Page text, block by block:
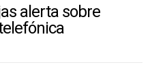
alerta sobre